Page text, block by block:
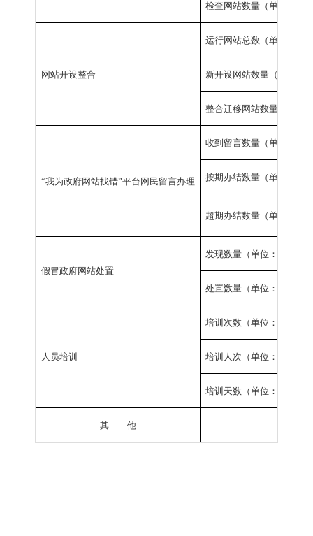
检查网站数量（单位：家
网站开设整合
运行网站总数（单位：家
新开设网站数量（单位：
整合迁移网站数量（单位
“我为政府网站找错”平台网民留言办理
收到留言数量（单位：条
按期办结数量（单位：条
超期办结数量（单位：条
假冒政府网站处置
发现数量（单位：个）
处置数量（单位：个）
人员培训
培训次数（单位：次）
培训人次（单位：人次）
培训天数（单位：天）
其 他